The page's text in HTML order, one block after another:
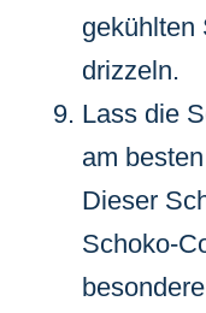
gekühlten
drizzeln.
Lass die
am
Dieser
Schoko-